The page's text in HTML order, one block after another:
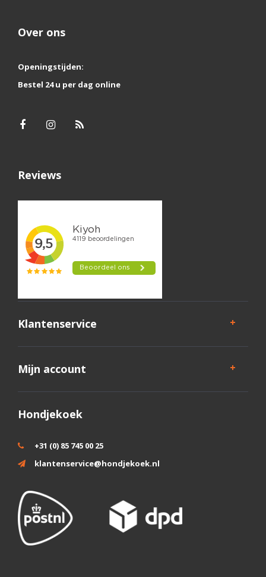
Over ons
Openingstijden:
Bestel 24 u per dag online
Reviews
Klantenservice
Mijn account
Hondjekoek
+31 (0) 85 745 00 25
klantenservice@hondjekoek.nl